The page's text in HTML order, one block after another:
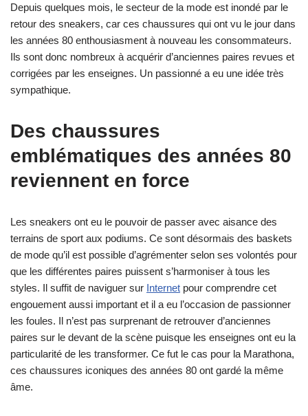
Depuis quelques mois, le secteur de la mode est inondé par le
retour des sneakers, car ces chaussures qui ont vu le jour dans
les années 80 enthousiasment à nouveau les consommateurs.
Ils sont donc nombreux à acquérir d’anciennes paires revues et
corrigées par les enseignes. Un passionné a eu une idée très
sympathique.
Des chaussures
emblématiques des années 80
reviennent en force
Les sneakers ont eu le pouvoir de passer avec aisance des
terrains de sport aux podiums. Ce sont désormais des baskets
de mode qu’il est possible d’agrémenter selon ses volontés pour
que les différentes paires puissent s’harmoniser à tous les
styles. Il suffit de naviguer sur Internet pour comprendre cet
engouement aussi important et il a eu l’occasion de passionner
les foules. Il n’est pas surprenant de retrouver d’anciennes
paires sur le devant de la scène puisque les enseignes ont eu la
particularité de les transformer. Ce fut le cas pour la Marathona,
ces chaussures iconiques des années 80 ont gardé la même
âme.